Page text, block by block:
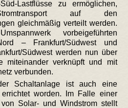
Lastflüsse zu ermöglichen,
auf den
gleichmäßig verteilt werden.
vorbeigeführten
– Frankfurt/Südwest und
Südwest werden nun über
miteinander verknüpft und mit
verbunden.
Schaltanlage ist auch eine
errichtet worden. Im Falle einer
Solar- und Windstrom stellt